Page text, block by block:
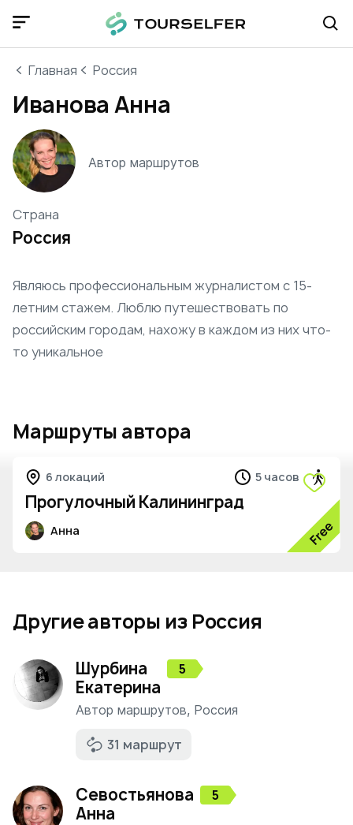
Главная Россия
Иванова Анна
Автор маршрутов
Страна
Россия
Являюсь профессиональным журналистом с 15-
летним стажем. Люблю путешествовать по
российским городам, нахожу в каждом из них что-
то уникальное
Маршруты автора
6 локаций 5 часов
Прогулочный Калининград
Анна
Другие авторы из Россия
Шурбина
Екатерина
5
Автор маршрутов, Россия
31 маршрут
Севостьянова
Анна
5